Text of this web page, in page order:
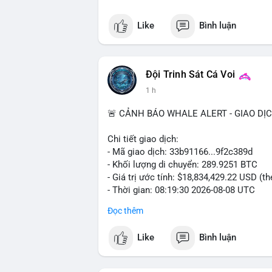
Like Bình luận
Đội Trinh Sát Cá Voi
1 h
🚨 CẢNH BÁO WHALE ALERT - GIAO
Chi tiết giao dịch:
- Mã giao dịch: 33b91166...9f2c389d
- Khối lượng di chuyển: 289.9251 BTC
- Giá trị ước tính: $18,834,429.22 USD
- Thời gian: 08:19:30 2026-08-08 UTC
Nhận định phân tích:
chưa xác nhận cho thấy dấu hiệu của
mục. Với mức giá hiện tại, động thái
Đọc thêm
Like Bình luận